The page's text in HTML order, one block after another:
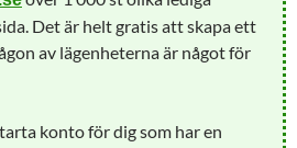
Det är helt gratis att skapa ett
av lägenheterna är något för
konto för dig som har en